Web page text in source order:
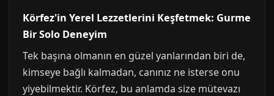
Körfez'in Yerel Lezzetlerini Keşfetmek: Gurme
Bir Solo Deneyim
Tek başına olmanın en güzel yanlarından biri de,
kimseye bağlı kalmadan, canınız ne isterse onu
yiyebilmektir. Körfez, bu anlamda size mütevazı